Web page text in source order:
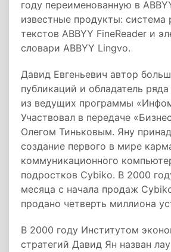
году переименованную в
известные продукты: система
текстов ABBYY FineReader и
словари ABBYY Lingvo.
Давид Евгеньевич автор
публикаций и обладатель
из ведущих программы
Участвовал в передаче
Олегом Тиньковым. Яну
создание первого в мире
коммуникационного
подростков Cybiko. В 2000
месяца с начала продаж
продано четверть миллиона
В 2000 году Институтом
стратегий Давид Ян назван